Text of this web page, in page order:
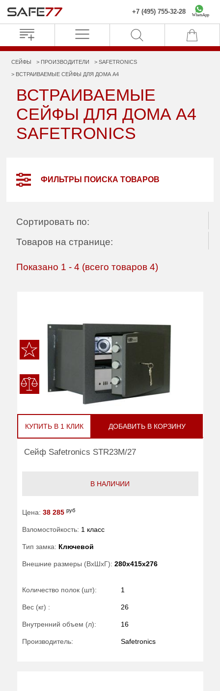
+7 (495) 755-32-28 WhatsApp
СЕЙФЫ ПРОИЗВОДИТЕЛИ SAFETRONICS
ВСТРАИВАЕМЫЕ СЕЙФЫ ДЛЯ ДОМА А4
ВСТРАИВАЕМЫЕ
СЕЙФЫ ДЛЯ ДОМА А4
SAFETRONICS
ФИЛЬТРЫ ПОИСКА ТОВАРОВ
Сортировать по:
Товаров на странице:
Показано 1 -4 (всего товаров 4)
КУПИТЬ В 1 КЛИК ДОБАВИТЬ В КОРЗИНУ
Сейф Safetronics STR23M/27
В НАЛИЧИИ
Цена: 38 285 руб
Взломостойкость: 1 класс
Тип замка: Ключевой
Внешние размеры (ВхШхГ): 280x415x276
Количество полок (шт): 1
Вес (кг) : 26
Внутренний объем (л): 16
Производитель: Safetronics